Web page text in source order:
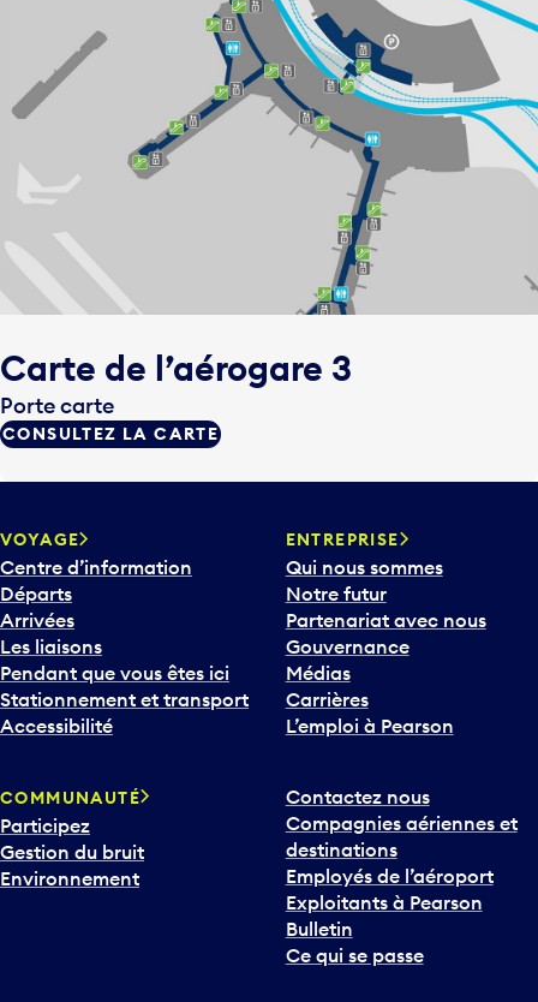
Carte de l’aérogare 3
Porte carte
CONSULTEZ LA CARTE
VOYAGE
Centre d’information
Départs
Arrivées
Les liaisons
Pendant que vous êtes ici
Stationnement et transport
Accessibilité
ENTREPRISE
Qui nous sommes
Notre futur
Partenariat avec nous
Gouvernance
Médias
Carrières
L’emploi à Pearson
COMMUNAUTÉ
Participez
Gestion du bruit
Environnement
Contactez nous
Compagnies aériennes et
destinations
Employés de l’aéroport
Exploitants à Pearson
Bulletin
Ce qui se passe